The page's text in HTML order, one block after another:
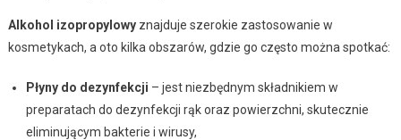
Alkohol izopropylowyznajduje szerokie zastosowanie w
kosmetykach, a oto kilka obszarów, gdzie go często można spotkać:
Płyny do dezynfekcji – jest niezbędnym składnikiem w
preparatach do dezynfekcji rąk oraz powierzchni, skutecznie
eliminującym bakterie i wirusy,